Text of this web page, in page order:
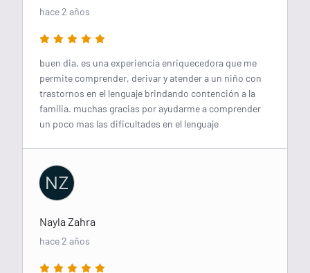
hace 2 años
buen dia, es una experiencia enriquecedora que me
permite comprender, derivar y atender a un niño con
trastornos en el lenguaje brindando contención a la
familia. muchas gracias por ayudarme a comprender
un poco mas las dificultades en el lenguaje
NZ
Nayla Zahra
hace 2 años